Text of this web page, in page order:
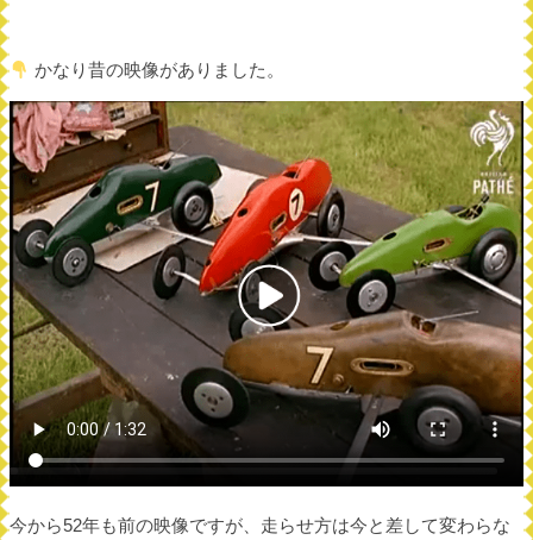
かなり昔の映像がありました。
今から52年も前の映像ですが、走らせ方は今と差して変わらな